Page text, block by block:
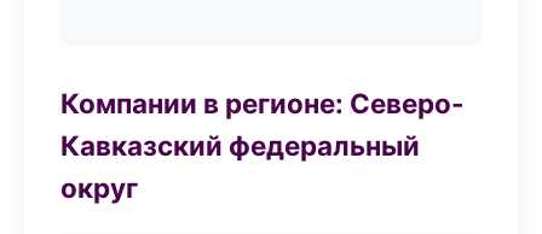
Компании в регионе: Северо-
Кавказский федеральный
округ